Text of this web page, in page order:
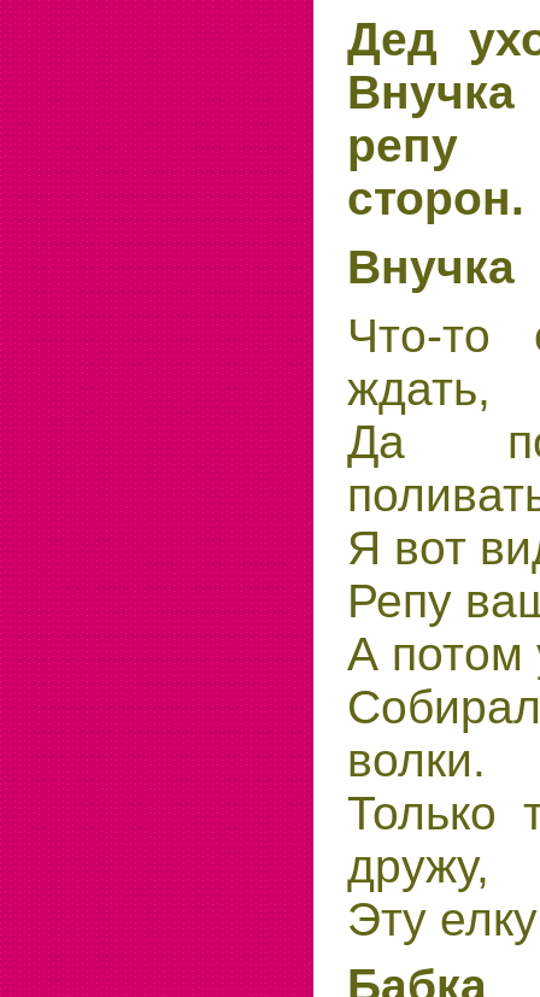
Дед
Внучка
репу
сторон.
Внучка
Что-то
ждать,
Да
Я вот
Репу
А потом
волки.
Только
дружу,
Эту